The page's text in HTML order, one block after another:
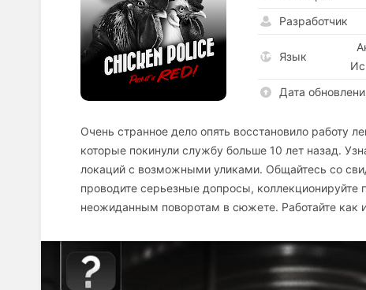
Разработчик
Язык
Дата
Очень странное дело опять восстановило работу
которые покинули службу больше 10 лет назад.
локаций с возможными уликами. Общайтесь со
проводите серьезные допросы,
неожиданным поворотам в сюжете. Работайте как